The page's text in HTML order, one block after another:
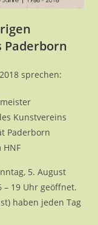
Paderborn
sprechen:
Kunstvereins
Paderborn
5. August
– 19 Uhr geöffnet.
haben jeden Tag